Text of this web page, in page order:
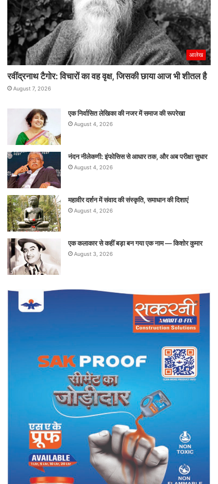
आलेख
रवींद्रनाथ टैगोर: विचारों का वह वृक्ष, जिसकी छाया आज भी शीतल है
August 7, 2026
एक निर्वासित लेखिका की नजर में समाज की रूपरेखा
August 4, 2026
नंदन नीलेकणी: इंफोसिस से आधार तक, और अब परीक्षा सुधार
August 4, 2026
महावीर दर्शन में संवाद की संस्कृति, समाधान की दिशाएं
August 4, 2026
एक कलाकार से कहीं बड़ा बन गया एक नाम — किशोर कुमार
August 3, 2026